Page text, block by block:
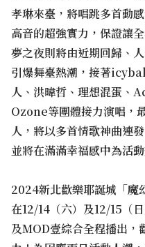
孝琳來臺，將唱跳多首動
高音的超強實力，保證讓
夢之夜則將由近期回歸、
引爆舞臺熱潮，接著
人、洪暐哲、理想混蛋、
Ozone等團體接力演唱，
人，將以多首情歌神曲連
並將在滿滿幸福感中為活
2024新北歡樂耶誕城「魔
在12/14（六）及12/15（
及MOD壹綜合全程播出，